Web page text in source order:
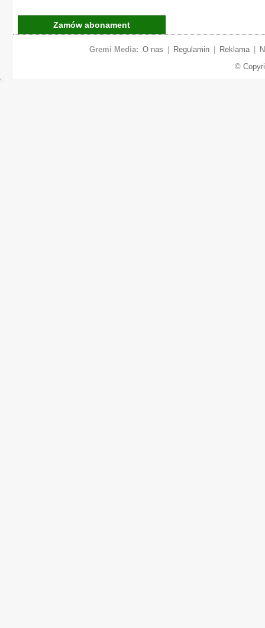
Zamów abonament
Gremi Media: O nas Regulamin Reklama
©